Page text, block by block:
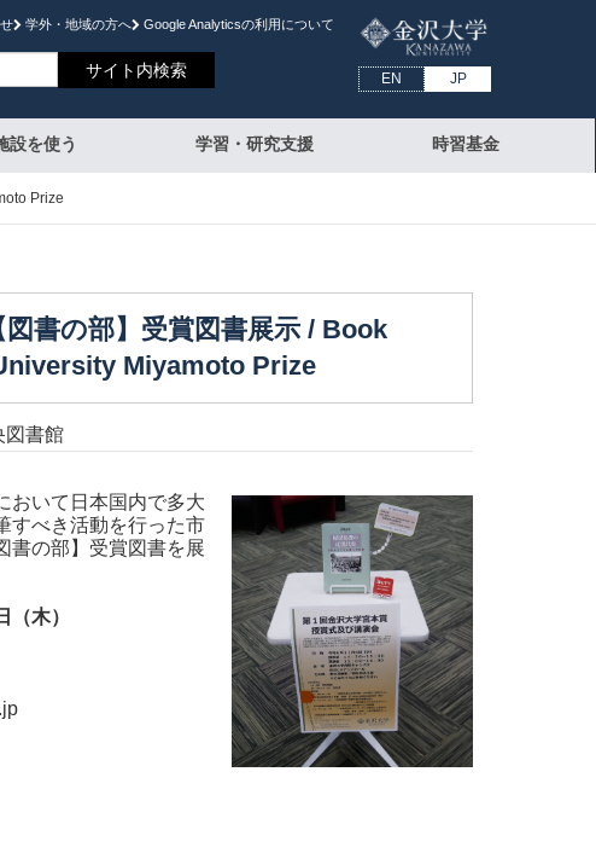
学外・地域の方へ Google Analyticsの利⽤について
EN JP
設を使う 学習・研究支援 時習基金
Prize
書の部】受賞図書展示 / Book
Miyamoto Prize
図書館
おいて日本国内で多大
すべき活動を行った市
書の部】受賞図書を展
木）